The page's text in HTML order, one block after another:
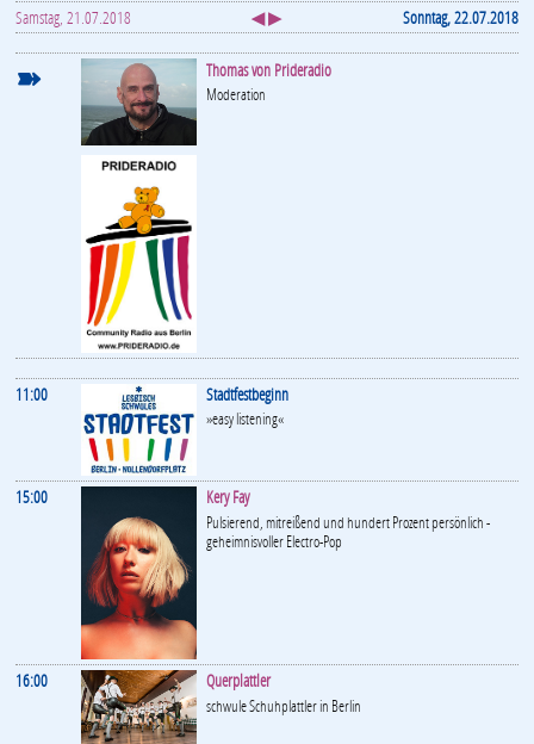
Samstag, 21.07.2018 ◀ ▶ Sonntag, 22.07.2018
➽ Thomas von Prideradio
Moderation
11:00 Stadtfestbeginn
»easy listening«
15:00 Kery Fay
Pulsierend, mitreißend und hundert Prozent persönlich -
geheimnisvoller Electro-Pop
16:00 Querplattler
schwule Schuhplattler in Berlin